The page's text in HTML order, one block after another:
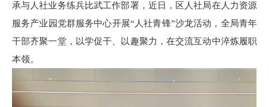
承与人社业务练兵比武工作部署，近日，区人社局在人力资源
服务产业园党群服务中心开展“人社青锋”沙龙活动，全局青年
干部齐聚一堂，以学促干、以趣聚力，在交流互动中淬炼履职
本领。